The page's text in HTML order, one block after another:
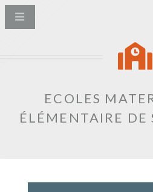
ECOLES
ÉLÉMENTAIRE DE